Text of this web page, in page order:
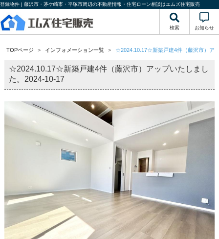
登録物件 | 藤沢市・茅ケ崎市・平塚市周辺の不動産情報・住宅ローン相談はエムズ住宅販売
検索 お知らせ
TOPページ インフォメーション一覧 ☆2024.10.17☆新築戸建4件（藤沢市）ア
☆2024.10.17☆新築戸建4件（藤沢市）アップいたしまし
た。 2024-10-17